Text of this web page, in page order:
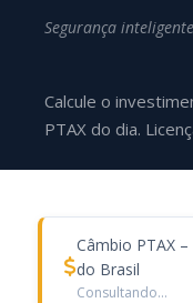
Segurança
Calcule o
PTAX do dia.
Câmbio PTAX
do Brasil
Consultando...